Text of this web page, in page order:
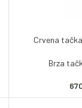
Crvena tačka
Brza